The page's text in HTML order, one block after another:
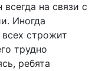
на связи с
Иногда
строжит
трудно
ребята